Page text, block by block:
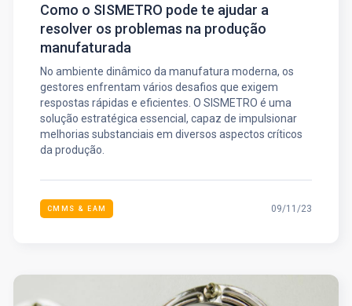
Como o SISMETRO pode te ajudar a
resolver os problemas na produção
manufaturada
No ambiente dinâmico da manufatura moderna, os
gestores enfrentam vários desafios que exigem
respostas rápidas e eficientes. O SISMETRO é uma
solução estratégica essencial, capaz de impulsionar
melhorias substanciais em diversos aspectos críticos
da produção.
CMMS & EAM 09/11/23